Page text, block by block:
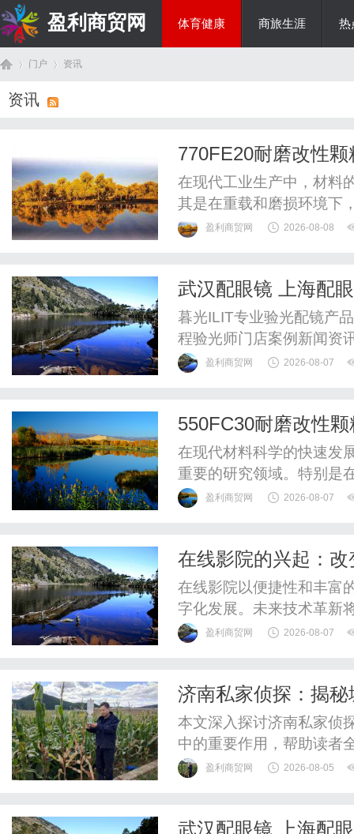
盈利商贸网 体育健康 商旅生涯 热
门户 资讯
资讯
770FE20耐磨改性
在现代工业生产中，材料
其是在重载和磨损环境下
时，770FE20耐磨改性颗
面了解这一革命性材料。
盈利商贸网 2026-08-08
武汉配眼镜 上海配
暮光ILIT专业验光配镜产
程验光师门店案例新闻资
惠，兼顾高专业度与高性
盈利商贸网 2026-08-07
550FC30耐磨改性
在现代材料科学的快速发
重要的研究领域。特别是
价材料优劣的重要标准之
料、橡胶等材料耐磨性而
盈利商贸网 2026-08-07
在线影院的兴起：
在线影院以便捷性和丰富
字化发展。未来技术革新
盈利商贸网 2026-08-07
济南私家侦探：揭
本文深入探讨济南私家侦
中的重要作用，帮助读者
盈利商贸网 2026-08-05
武汉配眼镜 上海配